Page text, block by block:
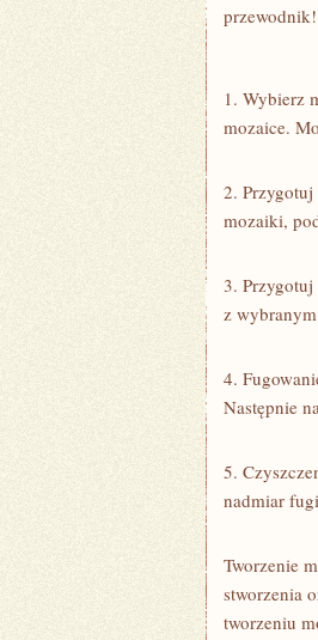
przewodnik!
1. Wybierz
mozaice.‍
2. ⁤Przygotuj
mozaiki,
3. Przygotuj
z
4.
Następnie⁣
5.
nadmiar
Tworzenie
stworzenia
tworzeniu